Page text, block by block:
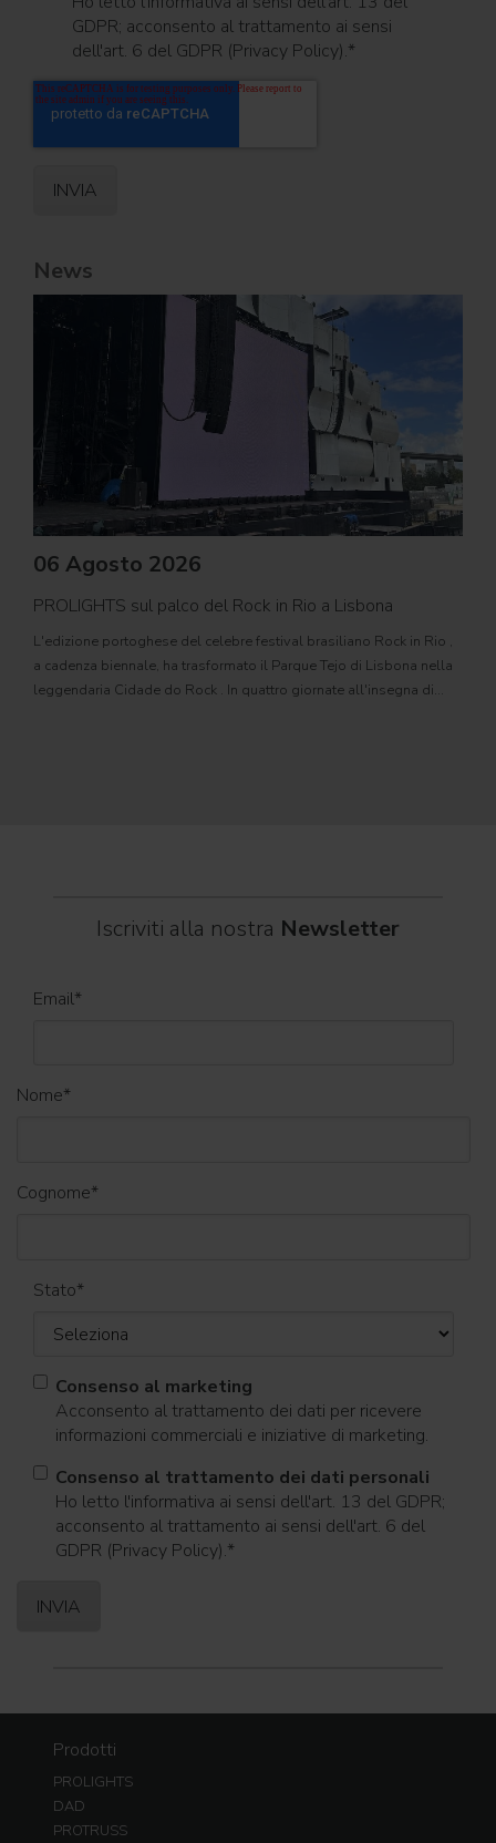
GDPR; acconsento al trattamento ai sensi
dell'art. 6 del GDPR (Privacy Policy).*
News
06 Agosto 2026
PROLIGHTS sul palco del Rock in Rio a Lisbona
L'edizione portoghese del celebre festival brasiliano Rock in Rio ,
a cadenza biennale, ha trasformato il Parque Tejo di Lisbona nella
leggendaria Cidade do Rock . In quattro giornate all'insegna di
Iscriviti alla nostra Newsletter
Email*
Nome*
Cognome*
Stato*
Consenso al marketing
Acconsento al trattamento dei dati per ricevere
informazioni commerciali e iniziative di marketing.
Consenso al trattamento dei dati personali
Ho letto l'informativa ai sensi dell'art. 13 del GDPR;
acconsento al trattamento ai sensi dell'art. 6 del
GDPR (Privacy Policy).*
Prodotti
PROLIGHTS
DAD
PROTRUSS